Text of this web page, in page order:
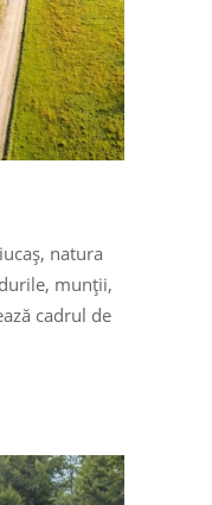
natura
munții,
cadrul de